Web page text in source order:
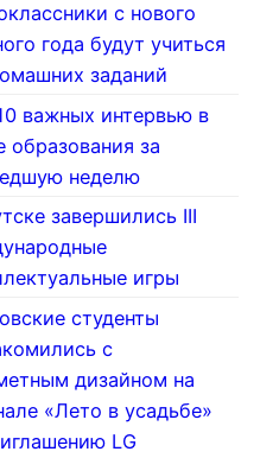
с нового
года будут учиться
заданий
важных интервью в
образования за
неделю
завершились III
игры
студенты
с
дизайном на
«Лето в усадьбе»
LG